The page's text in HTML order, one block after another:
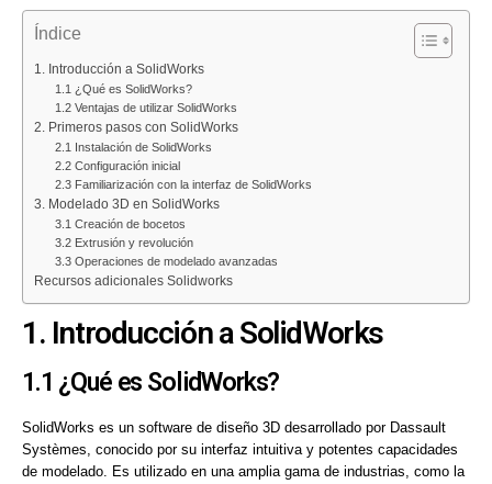
Índice
1. Introducción a SolidWorks
1.1 ¿Qué es SolidWorks?
1.2 Ventajas de utilizar SolidWorks
2. Primeros pasos con SolidWorks
2.1 Instalación de SolidWorks
2.2 Configuración inicial
2.3 Familiarización con la interfaz de SolidWorks
3. Modelado 3D en SolidWorks
3.1 Creación de bocetos
3.2 Extrusión y revolución
3.3 Operaciones de modelado avanzadas
Recursos adicionales Solidworks
1. Introducción a SolidWorks
1.1 ¿Qué es SolidWorks?
SolidWorks es un software de diseño 3D desarrollado por Dassault
Systèmes, conocido por su interfaz intuitiva y potentes capacidades
de modelado. Es utilizado en una amplia gama de industrias, como la